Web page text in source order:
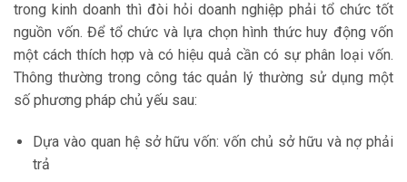
trong kinh doanh thì đòi hỏi doanh nghiệp phải tổ chức tốt
nguồn vốn. Để tổ chức và lựa chọn hình thức huy động vốn
một cách thích hợp và có hiệu quả cần có sự phân loại vốn.
Thông thường trong công tác quản lý thường sử dụng một
số phương pháp chủ yếu sau:
Dựa vào quan hệ sở hữu vốn: vốn chủ sở hữu và nợ phải
trả